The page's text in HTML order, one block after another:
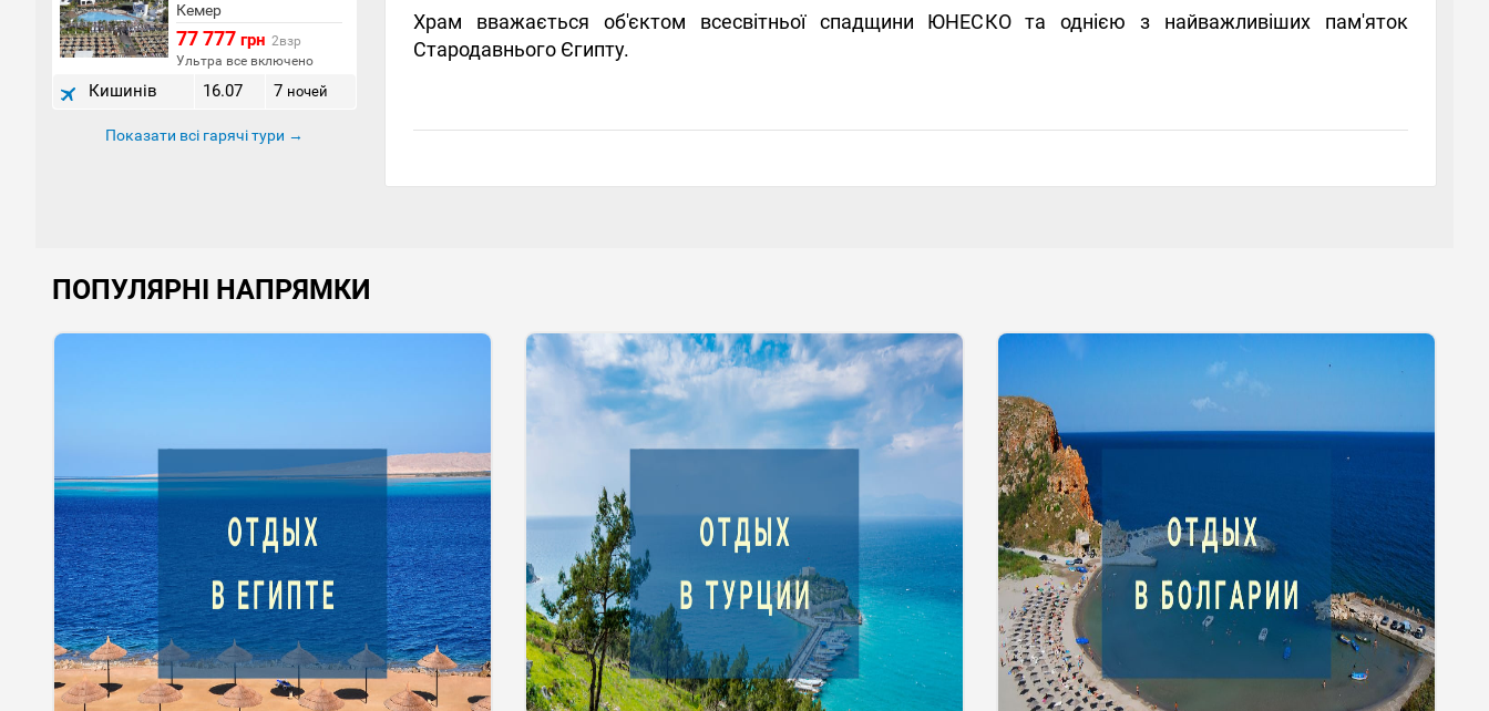
Кемер
77 777 грн 2взр
Ультра все включено
Кишинів 16.07 7 ночей
Показати всі гарячі тури →
Храм вважається об'єктом всесвітньої спадщини ЮНЕСКО та однією з найважливіших пам'яток
Стародавнього Єгипту.
ПОПУЛЯРНІ НАПРЯМКИ